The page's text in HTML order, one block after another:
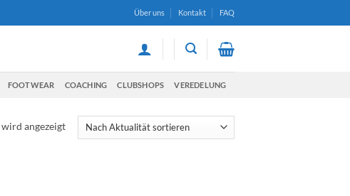
Über uns Kontakt FAQ
FOOTWEAR COACHING CLUBSHOPS VEREDELUNG
wird angezeigt